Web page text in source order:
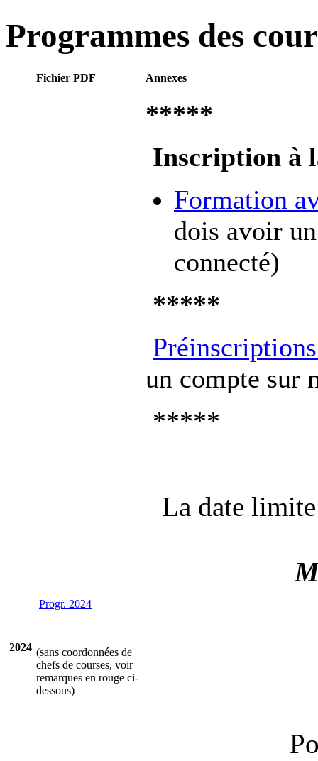
Programmes des
Fichier PDF Annexes
2024
Progr. 2024
(sans coordonnées de
chefs de courses, voir
remarques en rouge ci-
dessous)
*****
Inscription à
Formation
dois avoir
connecté)
*****
un compte sur
*****
La date